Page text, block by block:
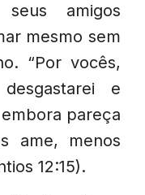
amigos
mesmo sem
“Por vocês,
e
pareça
ame, menos
12:15).